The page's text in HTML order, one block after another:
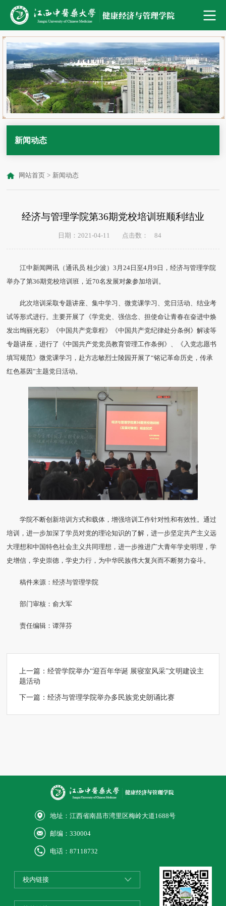
新闻动态
网站首页 > 新闻动态
经济与管理学院第36期党校培训班顺利结业
日期：2021-04-11 点击数： 84
江中新闻网讯（通讯员 桂少波）3月24日至4月9日，经济与管理学院
举办了第36期党校培训班，近70名发展对象参加培训。
此次培训采取专题讲座、集中学习、微党课学习、党日活动、结业考
试等形式进行。主要开展了《学党史、强信念、担使命让青春在奋进中焕
发出绚丽光彩》《中国共产党章程》《中国共产党纪律处分条例》解读等
专题讲座，进行了《中国共产党党员教育管理工作条例》、《入党志愿书
填写规范》微党课学习，赴方志敏烈士陵园开展了“铭记革命历史，传承
红色基因”主题党日活动。
学院不断创新培训方式和载体，增强培训工作针对性和有效性。通过
培训，进一步加深了学员对党的理论知识的了解，进一步坚定共产主义远
大理想和中国特色社会主义共同理想，进一步推进广大青年学史明理，学
史增信，学史崇德，学史力行，为中华民族伟大复兴而不断努力奋斗。
稿件来源：经济与管理学院
部门审核：俞大军
责任编辑：谭萍芬
上一篇：经管学院举办“迎百年华诞 展寝室风采”文明建设主
题活动
下一篇：经济与管理学院举办多民族党史朗诵比赛
地址：江西省南昌市湾里区梅岭大道1688号
邮编：330004
电话：87118732
校内链接